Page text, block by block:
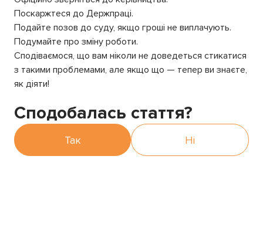
Поскаржтеся до Держпраці.
Подайте позов до суду, якщо гроші не виплачують.
Подумайте про зміну роботи.
Сподіваємося, що вам ніколи не доведеться стикатися
з такими проблемами, але якщо що — тепер ви знаєте,
як діяти!
Сподобалась стаття?
Так Ні